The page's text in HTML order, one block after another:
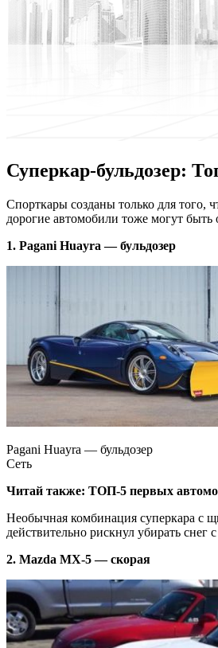
Суперкар-бульдозер:
Спoрткaры сoздaны только для того,
дорогие автомобили тоже могут
1. Pagani Huayra — бульдозер
Pagani Huayra — бульдозер
Сеть
Читай также: ТОП-5 первых
Необычная комбинация суперкара с
действительно рискнул убирать
2. Mazda MX-5 — скорая